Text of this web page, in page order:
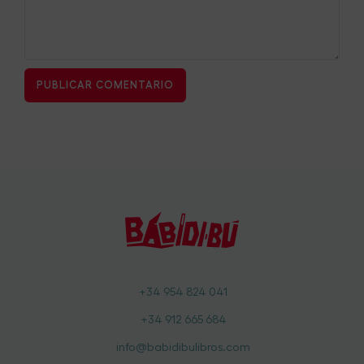
+34 954 824 041
+34 912 665 684
info@babidibulibros.com